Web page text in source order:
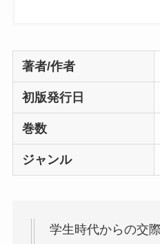
著者/作者
初版発行日
巻数
ジャンル
学生時代からの交